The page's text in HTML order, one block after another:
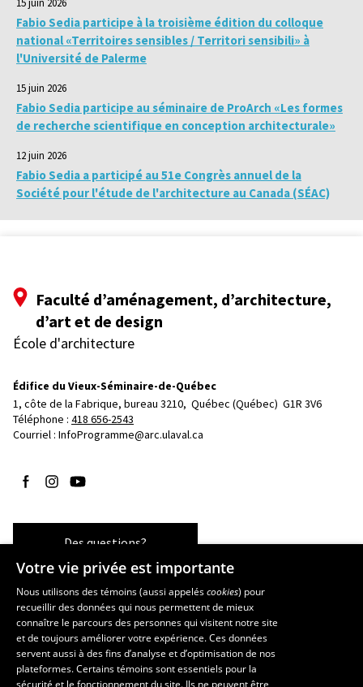
Fabio Sedia participe à la troisième édition du colloque
national «Territoires sensibles / Territori sensibili» à
l'Université de Palerme
15 juin 2026
Fabio Sedia participe au séminaire de ProArch «Les formes
de recherche scientifique en conception architecturale»
12 juin 2026
Fabio Sedia a participé au 51e Congrès annuel de la
Société pour l'étude de l'architecture au Canada (SÉAC)
Faculté d’aménagement, d’architecture,
d’art et de design
École d'architecture
Édifice du Vieux-Séminaire-de-Québec
1, côte de la Fabrique, bureau 3210, Québec (Québec)  G1R 3V6
Téléphone : 418 656-2543
Courriel : InfoProgramme@arc.ulaval.ca
Suivez-nous sur Facebook
Suivez-nous sur Instagram
Suivez-nous sur YouTube
Des questions?
Les écoles et la recherche
École d’art
École supérieure d’aménagement du territoire et de développement
régional
Votre vie privée est importante
Nous utilisons des témoins (aussi appeléscookies) pour
recueillir des données qui nous permettent de mieux
connaître le parcours des personnes qui visitent notre site
et de toujours améliorer votre expérience. Ces données
servent aussi à des fins d’analyse et d’optimisation de nos
plateformes. Certains témoins sont essentiels pour la
sécurité et le fonctionnement du site. Ils ne peuvent être